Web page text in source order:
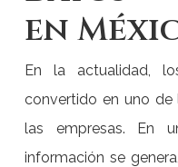
en
En la actualidad,
convertido en uno
las empresas. En
información se